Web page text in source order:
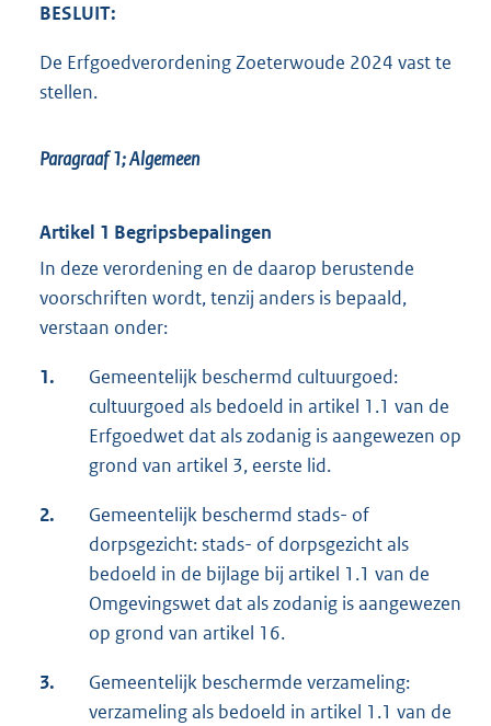
BESLUIT:
De Erfgoedverordening Zoeterwoude 2024 vast te
stellen.
Paragraaf 1;Algemeen
Artikel 1 Begripsbepalingen
In deze verordening en de daarop berustende
voorschriften wordt, tenzij anders is bepaald,
verstaan onder:
1.
Gemeentelijk beschermd cultuurgoed:
cultuurgoed als bedoeld in artikel 1.1 van de
Erfgoedwet dat als zodanig is aangewezen op
grond van artikel 3, eerste lid.
2.
Gemeentelijk beschermd stads- of
dorpsgezicht: stads- of dorpsgezicht als
bedoeld in de bijlage bij artikel 1.1 van de
Omgevingswet dat als zodanig is aangewezen
op grond van artikel 16.
3.
Gemeentelijk beschermde verzameling:
verzameling als bedoeld in artikel 1.1 van de